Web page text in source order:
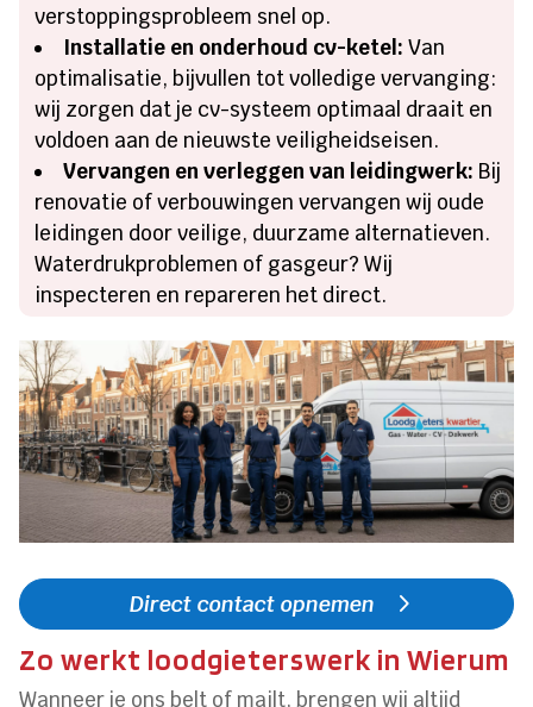
verstoppingsprobleem snel op.
Installatie en onderhoud cv-ketel: Van
optimalisatie, bijvullen tot volledige vervanging:
wij zorgen dat je cv-systeem optimaal draait en
voldoen aan de nieuwste veiligheidseisen.
Vervangen en verleggen van leidingwerk: Bij
renovatie of verbouwingen vervangen wij oude
leidingen door veilige, duurzame alternatieven.
Waterdrukproblemen of gasgeur? Wij
inspecteren en repareren het direct.
Direct contact opnemen
Zo werkt loodgieterswerk in Wierum
Wanneer je ons belt of mailt, brengen wij altijd